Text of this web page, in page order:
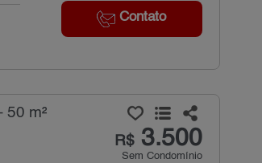
Contato
50 m²
R$3.500
Sem Condomínio